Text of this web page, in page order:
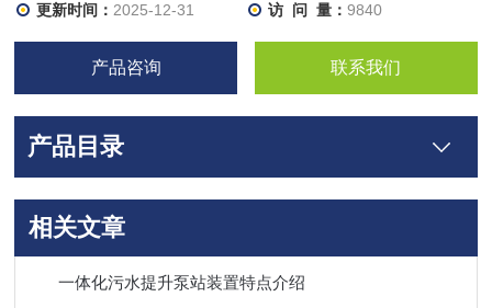
更新时间： 2025-12-31 访 问 量： 9840
产品咨询 联系我们
产品目录
相关文章
一体化污水提升泵站装置特点介绍